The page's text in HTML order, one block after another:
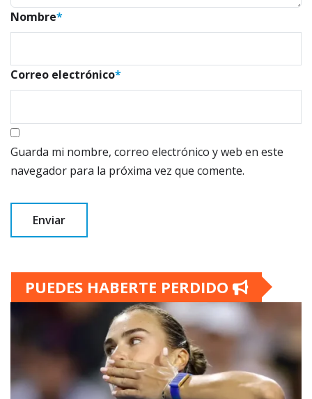
Nombre*
Correo electrónico*
Guarda mi nombre, correo electrónico y web en este
navegador para la próxima vez que comente.
PUEDES HABERTE PERDIDO